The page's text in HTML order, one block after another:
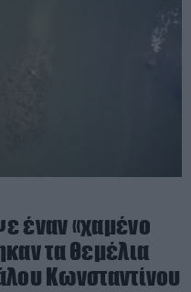
έναν «χαμένο
τα θεμέλια
Κωνσταντίνου